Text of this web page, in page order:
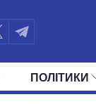
ПОЛIТИКИ